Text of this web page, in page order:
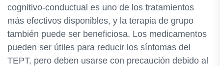
cognitivo-conductual es uno de los tratamientos
más efectivos disponibles, y la terapia de grupo
también puede ser beneficiosa. Los medicamentos
pueden ser útiles para reducir los síntomas del
TEPT, pero deben usarse con precaución debido al